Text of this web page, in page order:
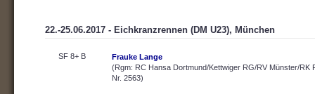
22.-25.06.2017 - Eichkranzrennen (DM U23), München
SF 8+ B
Frauke Lange
(Rgm: RC Hansa Dortmund/Kettwiger RG/RV Münster/RK
Nr. 2563)